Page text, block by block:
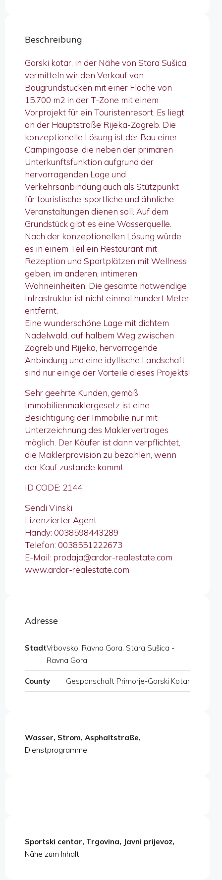
Beschreibung
Gorski kotar, in der Nähe von Stara Sušica,
vermitteln wir den Verkauf von
Baugrundstücken mit einer Fläche von
15.700 m2 in der T-Zone mit einem
Vorprojekt für ein Touristenresort. Es liegt
an der Hauptstraße Rijeka-Zagreb. Die
konzeptionelle Lösung ist der Bau einer
Campingoase, die neben der primären
Unterkunftsfunktion aufgrund der
hervorragenden Lage und
Verkehrsanbindung auch als Stützpunkt
für touristische, sportliche und ähnliche
Veranstaltungen dienen soll. Auf dem
Grundstück gibt es eine Wasserquelle.
Nach der konzeptionellen Lösung würde
es in einem Teil ein Restaurant mit
Rezeption und Sportplätzen mit Wellness
geben, im anderen, intimeren,
Wohneinheiten. Die gesamte notwendige
Infrastruktur ist nicht einmal hundert Meter
entfernt.
Eine wunderschöne Lage mit dichtem
Nadelwald, auf halbem Weg zwischen
Zagreb und Rijeka, hervorragende
Anbindung und eine idyllische Landschaft
sind nur einige der Vorteile dieses Projekts!
Sehr geehrte Kunden, gemäß
Immobilienmaklergesetz ist eine
Besichtigung der Immobilie nur mit
Unterzeichnung des Maklervertrages
möglich. Der Käufer ist dann verpflichtet,
die Maklerprovision zu bezahlen, wenn
der Kauf zustande kommt.
ID CODE: 2144
Sendi Vinski
Lizenzierter Agent
Handy: 0038598443289
Telefon: 0038551222673
E-Mail: prodaja@ardor-realestate.com
www.ardor-realestate.com
Adresse
StadtVrbovsko, Ravna Gora, Stara Sušica -
Ravna Gora
County Gespanschaft Primorje-Gorski Kotar
Wasser, Strom, Asphaltstraße,
Dienstprogramme
Sportski centar, Trgovina, Javni prijevoz,
Nähe zum Inhalt